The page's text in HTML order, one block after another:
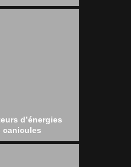
d’énergies
canicules